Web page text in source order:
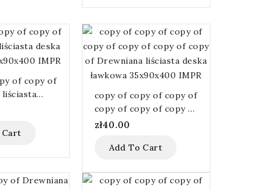
of copy of
Cart
copy of copy of copy of
copy of copy of copy of
copy of Drewniana
35x90x400 IMPR
zł40.00
Add To Cart